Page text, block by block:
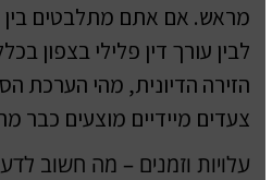
מראש. אם אתם מתלבטים בין
לבין עורך דין פלילי בצפון
הזירה הדיונית, מהי הערכת
צעדים מיידיים מוצעים כבר
עלויות וזמנים – מה חשוב